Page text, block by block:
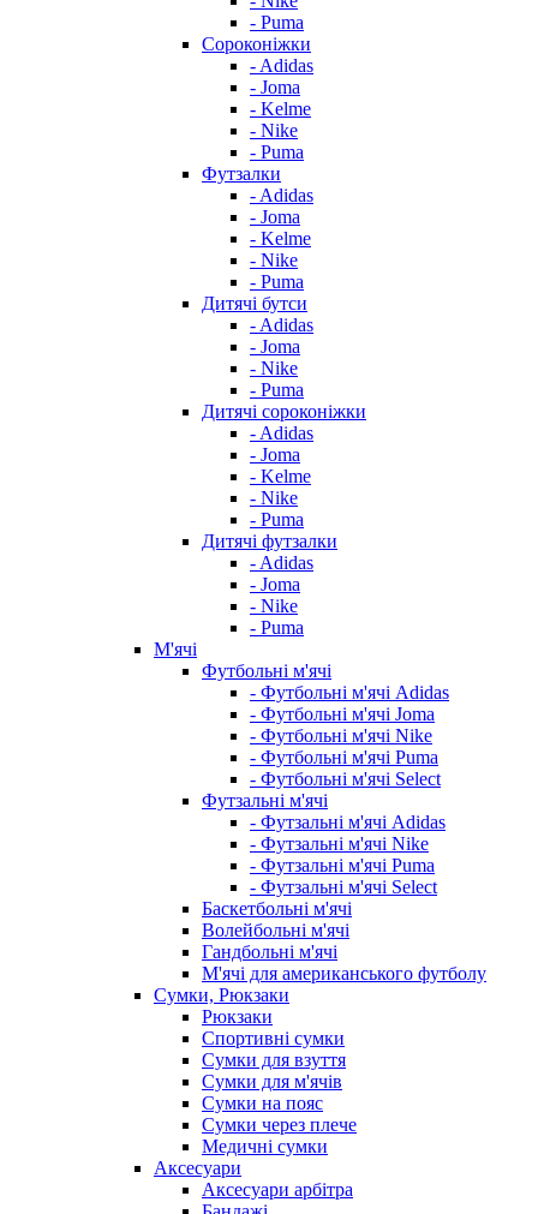
- Puma
Сороконіжки
- Adidas
- Joma
- Kelme
- Nike
- Puma
Футзалки
- Adidas
- Joma
- Kelme
- Nike
- Puma
Дитячі бутси
- Adidas
- Joma
- Nike
- Puma
Дитячі сороконіжки
- Adidas
- Joma
- Kelme
- Nike
- Puma
Дитячі футзалки
- Adidas
- Joma
- Nike
- Puma
М'ячі
Футбольні м'ячі
- Футбольні м'ячі Adidas
- Футбольні м'ячі Joma
- Футбольні м'ячі Nike
- Футбольні м'ячі Puma
- Футбольні м'ячі Select
Футзальні м'ячі
- Футзальні м'ячі Adidas
- Футзальні м'ячі Nike
- Футзальні м'ячі Puma
- Футзальні м'ячі Select
Баскетбольні м'ячі
Волейбольні м'ячі
Гандбольні м'ячі
М'ячі для американського футболу
Сумки, Рюкзаки
Рюкзаки
Спортивні сумки
Сумки для взуття
Сумки для м'ячів
Сумки на пояс
Сумки через плече
Медичні сумки
Аксесуари
Аксесуари арбітра